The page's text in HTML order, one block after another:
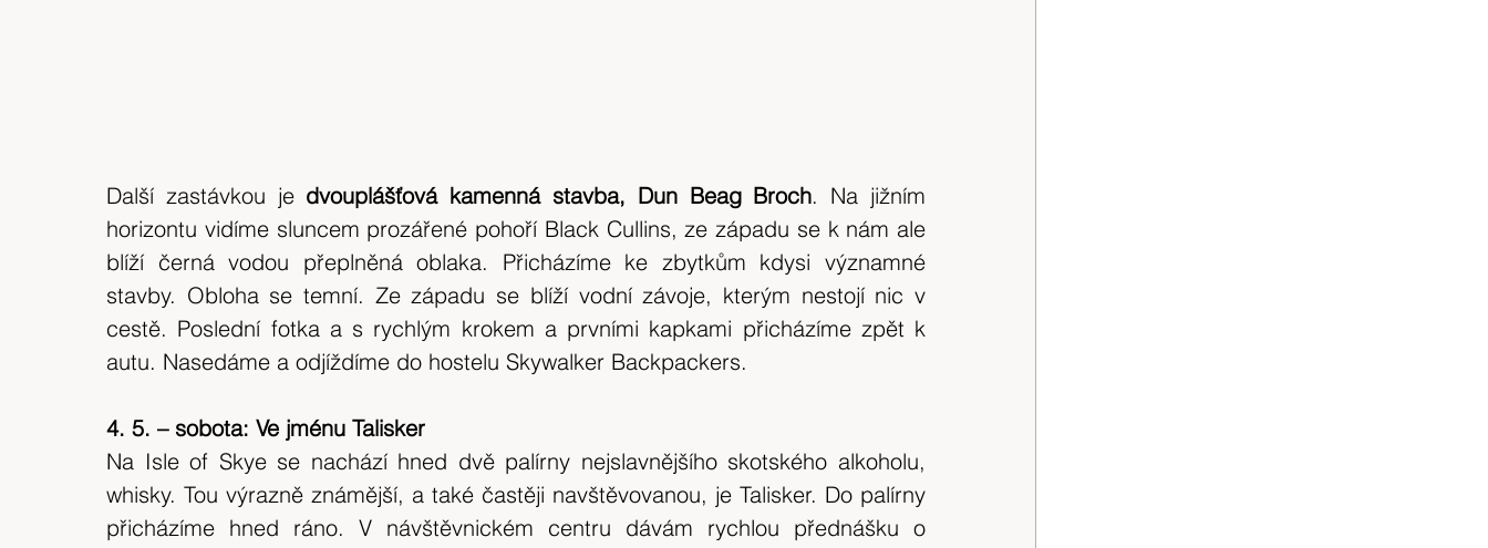
Další zastávkou je dvouplášťová kamenná stavba, Dun Beag Broch. Na jižním
horizontu vidíme sluncem prozářené pohoří Black Cullins, ze západu se k nám ale
blíží černá vodou přeplněná oblaka. Přicházíme ke zbytkům kdysi významné
stavby. Obloha se temní. Ze západu se blíží vodní závoje, kterým nestojí nic v
cestě. Poslední fotka a s rychlým krokem a prvními kapkami přicházíme zpět k
autu. Nasedáme a odjíždíme do hostelu Skywalker Backpackers.
4. 5. – sobota: Ve jménu Talisker
Na Isle of Skye se nachází hned dvě palírny nejslavnějšího skotského alkoholu,
whisky. Tou výrazně známější, a také častěji navštěvovanou, je Talisker. Do palírny
přicházíme hned ráno. V návštěvnickém centru dávám rychlou přednášku o